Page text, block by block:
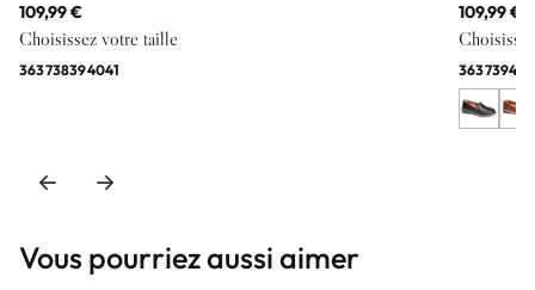
109,99 €
Choisissez votre taille
363738394041
109,99 €
36373940
Vous pourriez aussi aimer